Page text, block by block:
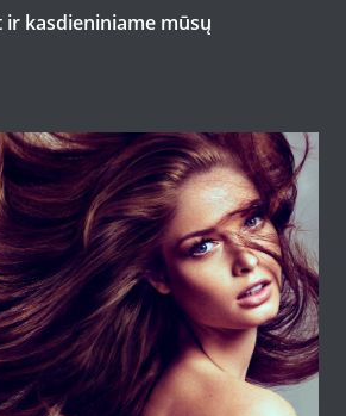
ir kasdieniniame mūsų